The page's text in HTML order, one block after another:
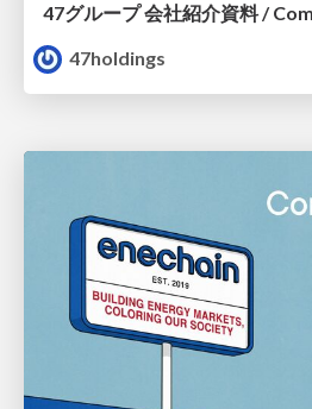
47グループ 会社紹介資料 /
47holdings